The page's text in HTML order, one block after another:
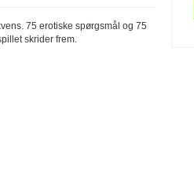
75 erotiske spørgsmål og 75
skrider frem.